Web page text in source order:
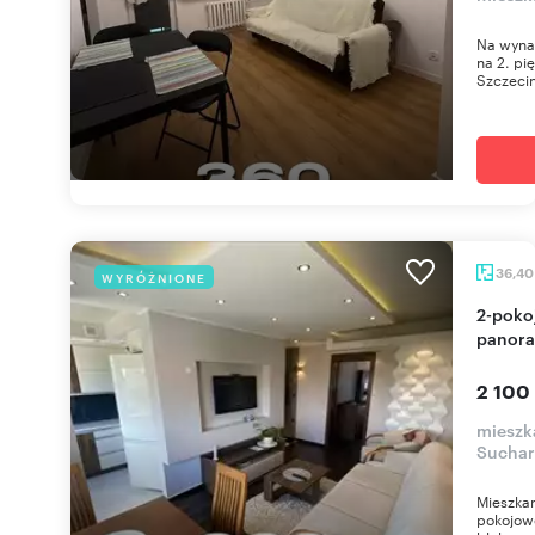
Na
na 2.
WYRÓŻNIONE 36,40
2-pokojowe mieszkanie z pięknym widokiem na
2 100